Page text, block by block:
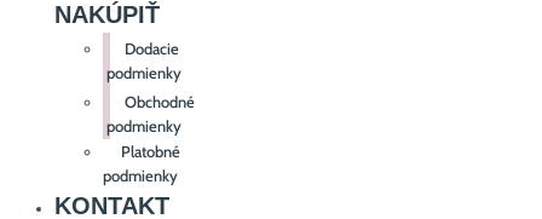
NAKÚPIŤ
Dodacie
podmienky
Obchodné
podmienky
Platobné
podmienky
KONTAKT